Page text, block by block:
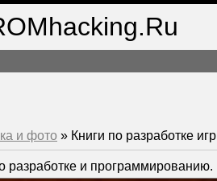
и фото » Книги по разработке игр
разработке и программированию.